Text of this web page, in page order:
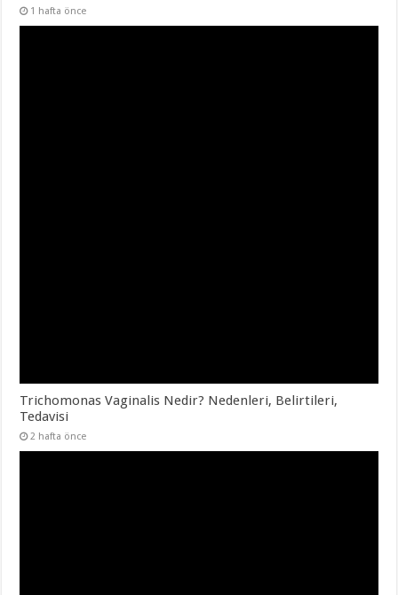
1 hafta önce
Trichomonas Vaginalis Nedir? Nedenleri, Belirtileri,
Tedavisi
2 hafta önce